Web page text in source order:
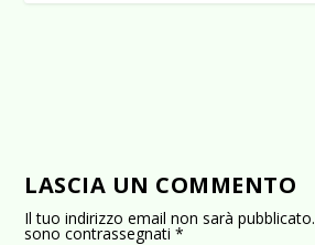
LASCIA UN COMMENTO
Il tuo indirizzo email non sarà pubblicato.
sono contrassegnati*